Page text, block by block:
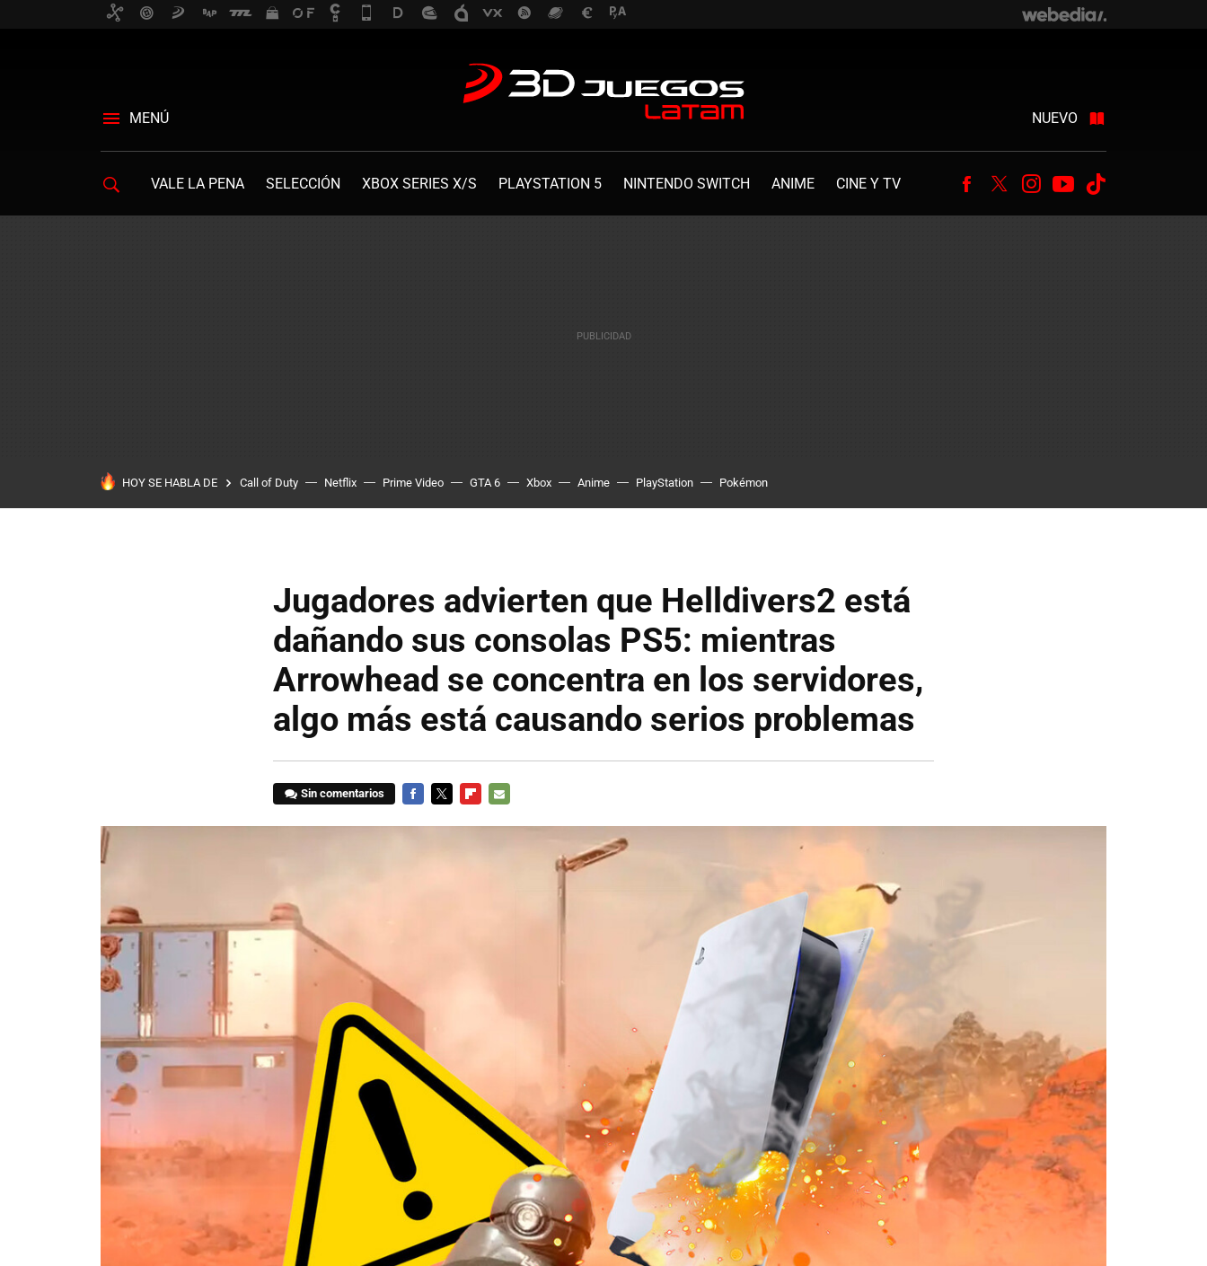
MENÚ NUEVO
VALE LA PENA SELECCIÓN XBOX SERIES X/S PLAYSTATION 5 NINTENDO SWITCH ANIME CINE Y TV Facebook
TwitterInstagram
Youtube
HOY SE HABLA DE Call of Duty Netflix Prime Video GTA 6 Xbox Anime PlayStation Pokémon
Jugadores advierten que Helldivers2 está
dañando sus consolas PS5: mientras
Arrowhead se concentra en los servidores,
algo más está causando serios problemas
Sin comentarios